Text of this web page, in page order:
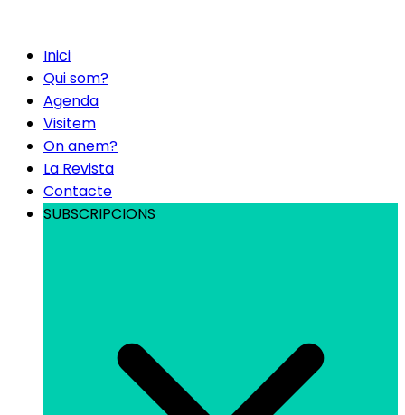
Inici
Qui som?
Agenda
Visitem
On anem?
La Revista
Contacte
SUBSCRIPCIONS